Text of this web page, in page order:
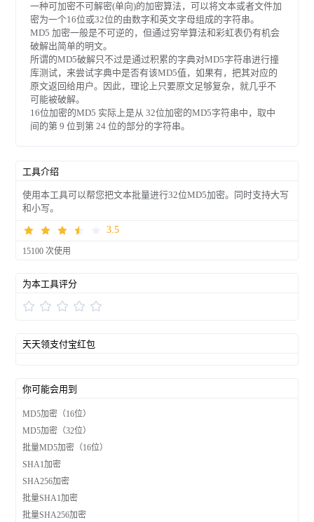
一种可加密不可解密(单向)的加密算法，可以将文本或者文件加
密为一个16位或32位的由数字和英文字母组成的字符串。
MD5 加密一般是不可逆的，但通过穷举算法和彩虹表仍有机会
破解出简单的明文。
所谓的MD5破解只不过是通过积累的字典对MD5字符串进行撞
库测试，来尝试字典中是否有该MD5值，如果有，把其对应的
原文返回给用户。因此，理论上只要原文足够复杂，就几乎不
可能被破解。
16位加密的MD5 实际上是从 32位加密的MD5字符串中，取中
间的第 9 位到第 24 位的部分的字符串。
工具介绍
使用本工具可以帮您把文本批量进行32位MD5加密。同时支持大写
和小写。
3.5
15100 次使用
为本工具评分
天天领支付宝红包
你可能会用到
MD5加密（16位）
MD5加密（32位）
批量MD5加密（16位）
SHA1加密
SHA256加密
批量SHA1加密
批量SHA256加密